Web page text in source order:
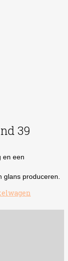
39
en een
glans produceren.